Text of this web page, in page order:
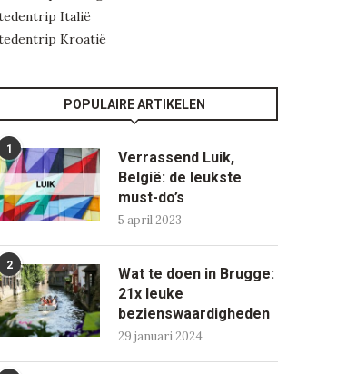
Italië
Kroatië
POPULAIRE ARTIKELEN
1
Verrassend Luik,
België: de leukste
must-do’s
5 april 2023
2
Wat te doen in Brugge:
21x leuke
bezienswaardigheden
29 januari 2024